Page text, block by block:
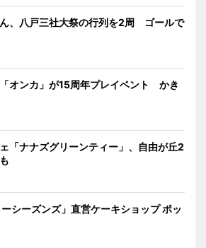
、八戸三社大祭の行列を2周 ゴールで
オンカ」が15周年プレイベント かき
「ナナズグリーンティー」、自由が丘2
シーズンズ」直営ケーキショップ ポッ